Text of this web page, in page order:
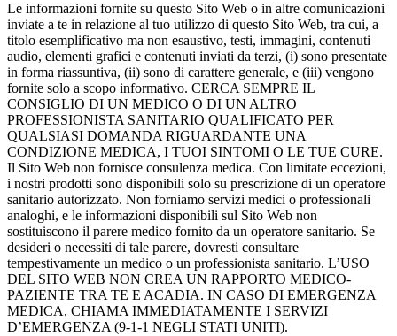
Le informazioni fornite su questo Sito Web o in altre comunicazioni
inviate a te in relazione al tuo utilizzo di questo Sito Web, tra cui, a
titolo esemplificativo ma non esaustivo, testi, immagini, contenuti
audio, elementi grafici e contenuti inviati da terzi, (i) sono presentate
in forma riassuntiva, (ii) sono di carattere generale, e (iii) vengono
fornite solo a scopo informativo. CERCA SEMPRE IL
CONSIGLIO DI UN MEDICO O DI UN ALTRO
PROFESSIONISTA SANITARIO QUALIFICATO PER
QUALSIASI DOMANDA RIGUARDANTE UNA
CONDIZIONE MEDICA, I TUOI SINTOMI O LE TUE CURE.
Il Sito Web non fornisce consulenza medica. Con limitate eccezioni,
i nostri prodotti sono disponibili solo su prescrizione di un operatore
sanitario autorizzato. Non forniamo servizi medici o professionali
analoghi, e le informazioni disponibili sul Sito Web non
sostituiscono il parere medico fornito da un operatore sanitario. Se
desideri o necessiti di tale parere, dovresti consultare
tempestivamente un medico o un professionista sanitario. L’USO
DEL SITO WEB NON CREA UN RAPPORTO MEDICO-
PAZIENTE TRA TE E ACADIA. IN CASO DI EMERGENZA
MEDICA, CHIAMA IMMEDIATAMENTE I SERVIZI
D’EMERGENZA (9-1-1 NEGLI STATI UNITI).